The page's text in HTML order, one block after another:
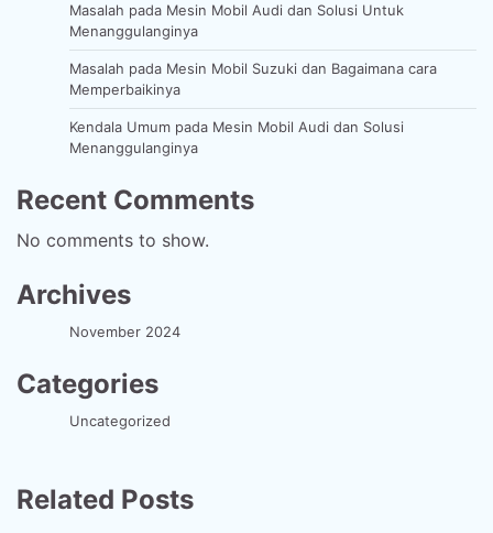
Masalah pada Mesin Mobil Audi dan Solusi Untuk
Menanggulanginya
Masalah pada Mesin Mobil Suzuki dan Bagaimana cara
Memperbaikinya
Kendala Umum pada Mesin Mobil Audi dan Solusi
Menanggulanginya
Recent Comments
No comments to show.
Archives
November 2024
Categories
Uncategorized
Related Posts